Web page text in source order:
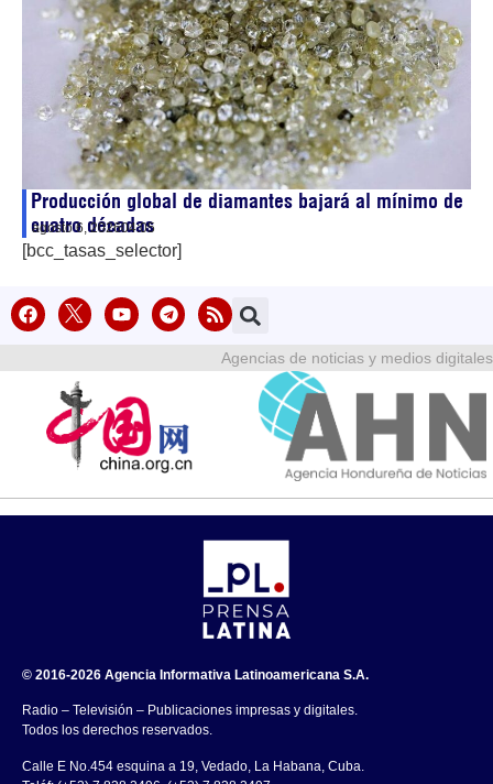
Producción global de diamantes bajará al mínimo de
cuatro décadas
agosto 6, 202604:05
[bcc_tasas_selector]
Agencias de noticias y medios digitales
© 2016-2026 Agencia Informativa Latinoamericana S.A.
Radio – Televisión – Publicaciones impresas y digitales.
Todos los derechos reservados.
Calle E No.454 esquina a 19, Vedado, La Habana, Cuba.